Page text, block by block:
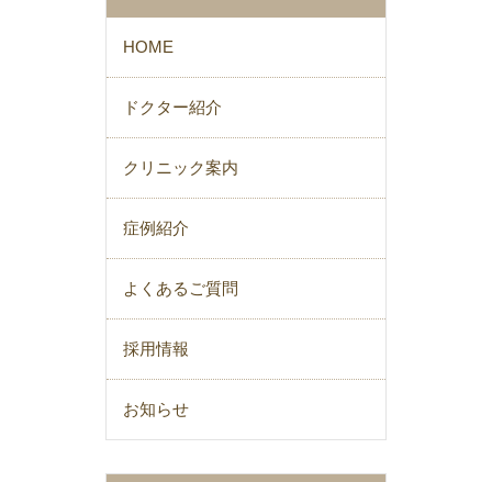
HOME
ドクター紹介
クリニック案内
症例紹介
よくあるご質問
採用情報
お知らせ